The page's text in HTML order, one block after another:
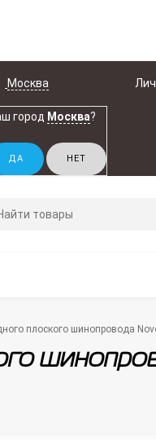
Москва
город Москва?
плоского шинопровода